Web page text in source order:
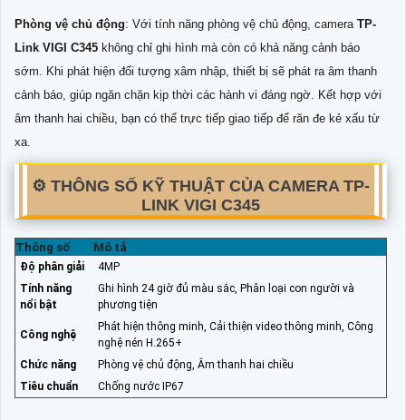
Phòng vệ chủ động: Với tính năng phòng vệ chủ động, camera TP-
Link VIGI C345 không chỉ ghi hình mà còn có khả năng cảnh báo
sớm. Khi phát hiện đối tượng xâm nhập, thiết bị sẽ phát ra âm thanh
cảnh báo, giúp ngăn chặn kịp thời các hành vi đáng ngờ. Kết hợp với
âm thanh hai chiều, bạn có thể trực tiếp giao tiếp để răn đe kẻ xấu từ
xa.
⚙️ THÔNG SỐ KỸ THUẬT CỦA CAMERA TP-
LINK VIGI C345
Thông số Mô tả
Độ phân giải
4MP
Tính năng
nổi bật
Ghi hình 24 giờ đủ màu sắc, Phân loại con người và
phương tiện
Công nghệ
Phát hiện thông minh, Cải thiện video thông minh, Công
nghệ nén H.265+
Chức năng
Phòng vệ chủ động, Âm thanh hai chiều
Tiêu chuẩn
Chống nước IP67